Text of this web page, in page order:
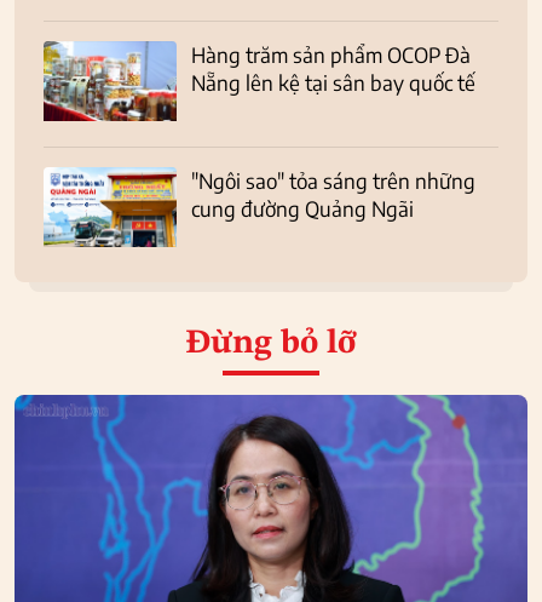
Hàng trăm sản phẩm OCOP Đà
Nẵng lên kệ tại sân bay quốc tế
"Ngôi sao" tỏa sáng trên những
cung đường Quảng Ngãi
Đừng bỏ lỡ